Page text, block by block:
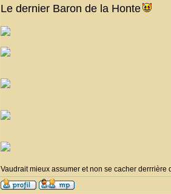
Le dernier Baron de la Honte
Vaudrait mieux assumer et non se cacher derrrière